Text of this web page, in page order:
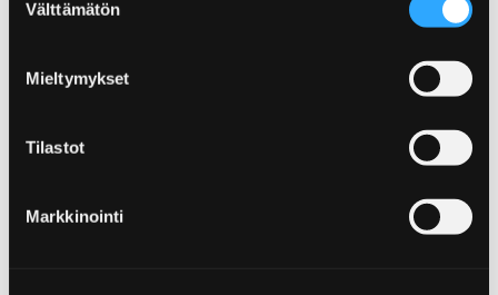
valinta
Välttämätön
Mieltymykset
Tilastot
Markkinointi
ulkosaaristoon.
Etusivu
Tapahtumien markkinointi